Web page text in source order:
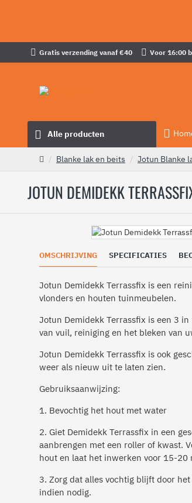
Gratis verzending vanaf €40 Voor 16:00
Alle producten
Blanke lak en beits Jotun Blanke
JOTUN DEMIDEKK
OMSCHRIJVING SPECIFICATIES
Jotun Demidekk Terrassfix is een
vlonders en houten tuinmeubelen.
Jotun Demidekk Terrassfix is een 3
van vuil, reiniging en het bleken van
Jotun Demidekk Terrassfix is ook
weer als nieuw uit te laten zien.
Gebruiksaanwijzing:
1. Bevochtig het hout met water
2. Giet Demidekk Terrassfix in een
aanbrengen met een roller of kwast.
hout en laat het inwerken voor 15-20
3. Zorg dat alles vochtig blijft door
indien nodig.